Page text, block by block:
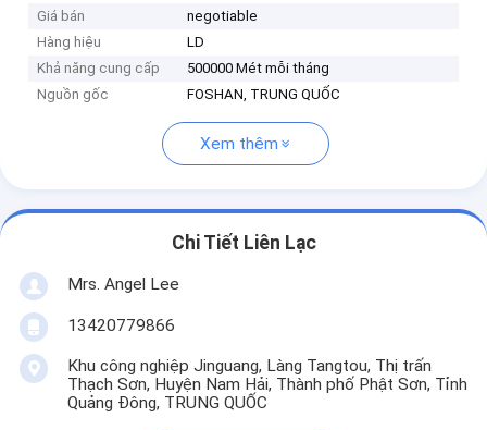
Giá bán
negotiable
Hàng hiệu
LD
Khả năng cung cấp
500000 Mét mỗi tháng
Nguồn gốc
FOSHAN, TRUNG QUỐC
Xem thêm
Chi Tiết Liên Lạc
Mrs. Angel Lee
13420779866
Khu công nghiệp Jinguang, Làng Tangtou, Thị trấn
Thạch Sơn, Huyện Nam Hải, Thành phố Phật Sơn, Tỉnh
Quảng Đông, TRUNG QUỐC